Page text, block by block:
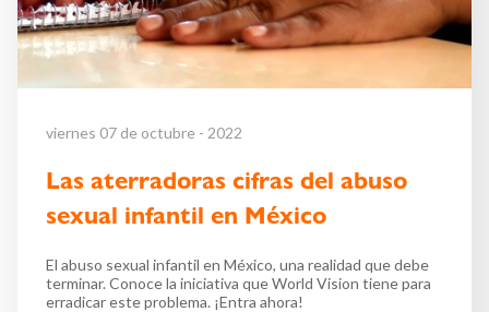
viernes 07 de octubre - 2022
Las aterradoras cifras del abuso
sexual infantil en México
El abuso sexual infantil en México, una realidad que debe
terminar. Conoce la iniciativa que World Vision tiene para
erradicar este problema. ¡Entra ahora!